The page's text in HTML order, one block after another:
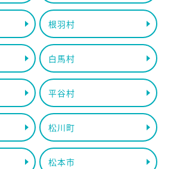
根羽村
白馬村
平谷村
松川町
松本市